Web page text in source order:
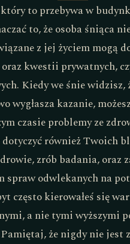
który to przebywa w
to, że osoba śniąca
z jej życiem mogą
kwestii prywatnych,
Kiedy we śnie widzisz,
wygłasza kazanie,
czasie problemy ze
dotyczyć również Twoich
zrób badania, oraz
spraw odwlekanych na
często kierowałeś się
a nie tymi wyższymi
że nigdy nie jest